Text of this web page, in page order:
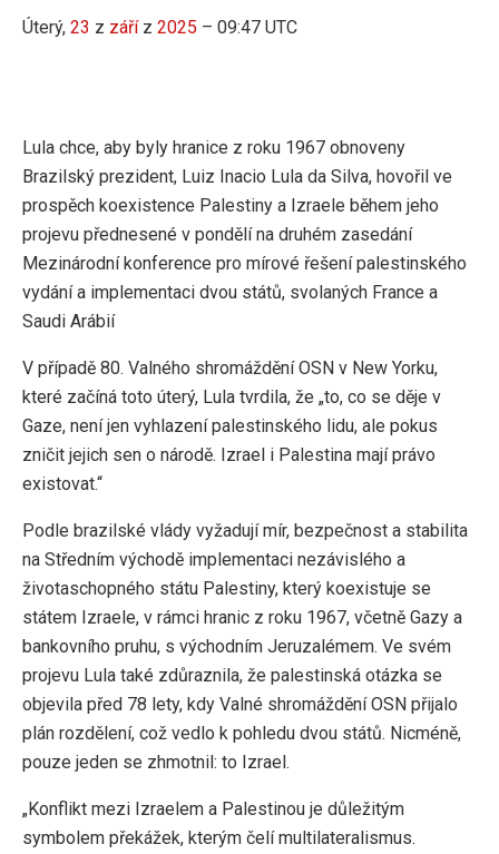
Úterý, 23 z záříz 2025 – 09:47 UTC
Lula chce, aby byly hranice z roku 1967 obnoveny
Brazilský prezident, Luiz Inacio Lula da Silva, hovořil ve
prospěch koexistence Palestiny a Izraele během jeho
projevu přednesené v pondělí na druhém zasedání
Mezinárodní konference pro mírové řešení palestinského
vydání a implementaci dvou států, svolaných France a
Saudi Arábií
V případě 80. Valného shromáždění OSN v New Yorku,
které začíná toto úterý, Lula tvrdila, že „to, co se děje v
Gaze, není jen vyhlazení palestinského lidu, ale pokus
zničit jejich sen o národě. Izrael i Palestina mají právo
existovat.“
Podle brazilské vlády vyžadují mír, bezpečnost a stabilita
na Středním východě implementaci nezávislého a
životaschopného státu Palestiny, který koexistuje se
státem Izraele, v rámci hranic z roku 1967, včetně Gazy a
bankovního pruhu, s východním Jeruzalémem. Ve svém
projevu Lula také zdůraznila, že palestinská otázka se
objevila před 78 lety, kdy Valné shromáždění OSN přijalo
plán rozdělení, což vedlo k pohledu dvou států. Nicméně,
pouze jeden se zhmotnil: to Izrael.
„Konflikt mezi Izraelem a Palestinou je důležitým
symbolem překážek, kterým čelí multilateralismus.